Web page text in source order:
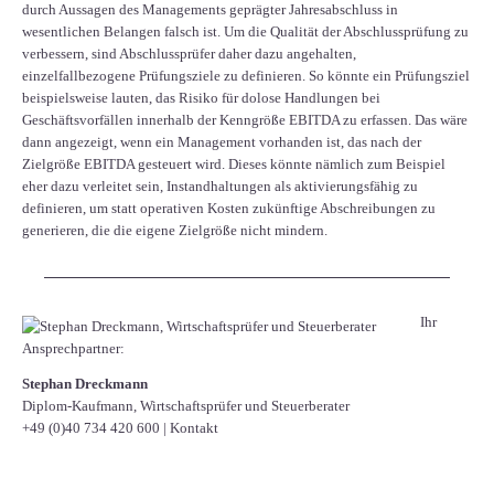
durch Aussagen des Managements geprägter Jahresabschluss in
wesentlichen Belangen falsch ist. Um die Qualität der Abschlussprüfung zu
verbessern, sind Abschlussprüfer daher dazu angehalten,
einzelfallbezogene Prüfungsziele zu definieren. So könnte ein Prüfungsziel
beispielsweise lauten, das Risiko für dolose Handlungen bei
Geschäftsvorfällen innerhalb der Kenngröße EBITDA zu erfassen. Das wäre
dann angezeigt, wenn ein Management vorhanden ist, das nach der
Zielgröße EBITDA gesteuert wird. Dieses könnte nämlich zum Beispiel
eher dazu verleitet sein, Instandhaltungen als aktivierungsfähig zu
definieren, um statt operativen Kosten zukünftige Abschreibungen zu
generieren, die die eigene Zielgröße nicht mindern.
Ihr
Ansprechpartner:
Stephan Dreckmann
Diplom-Kaufmann, Wirtschaftsprüfer und Steuerberater
+49 (0)40 734 420 600 | Kontakt